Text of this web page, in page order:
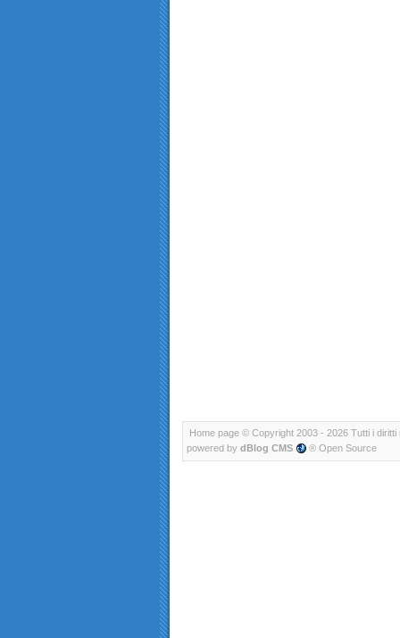
Home page © Copyright 2003 - 2026 Tutti i diritti
powered by dBlog CMS ® Open Source